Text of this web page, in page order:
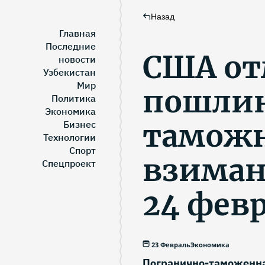
Главная
Последние
новости
Узбекистан
Мир
Политика
Экономика
Бизнес
Технологии
Спорт
Спецпроект
Назад
США
24
23 ФевральЭкономика